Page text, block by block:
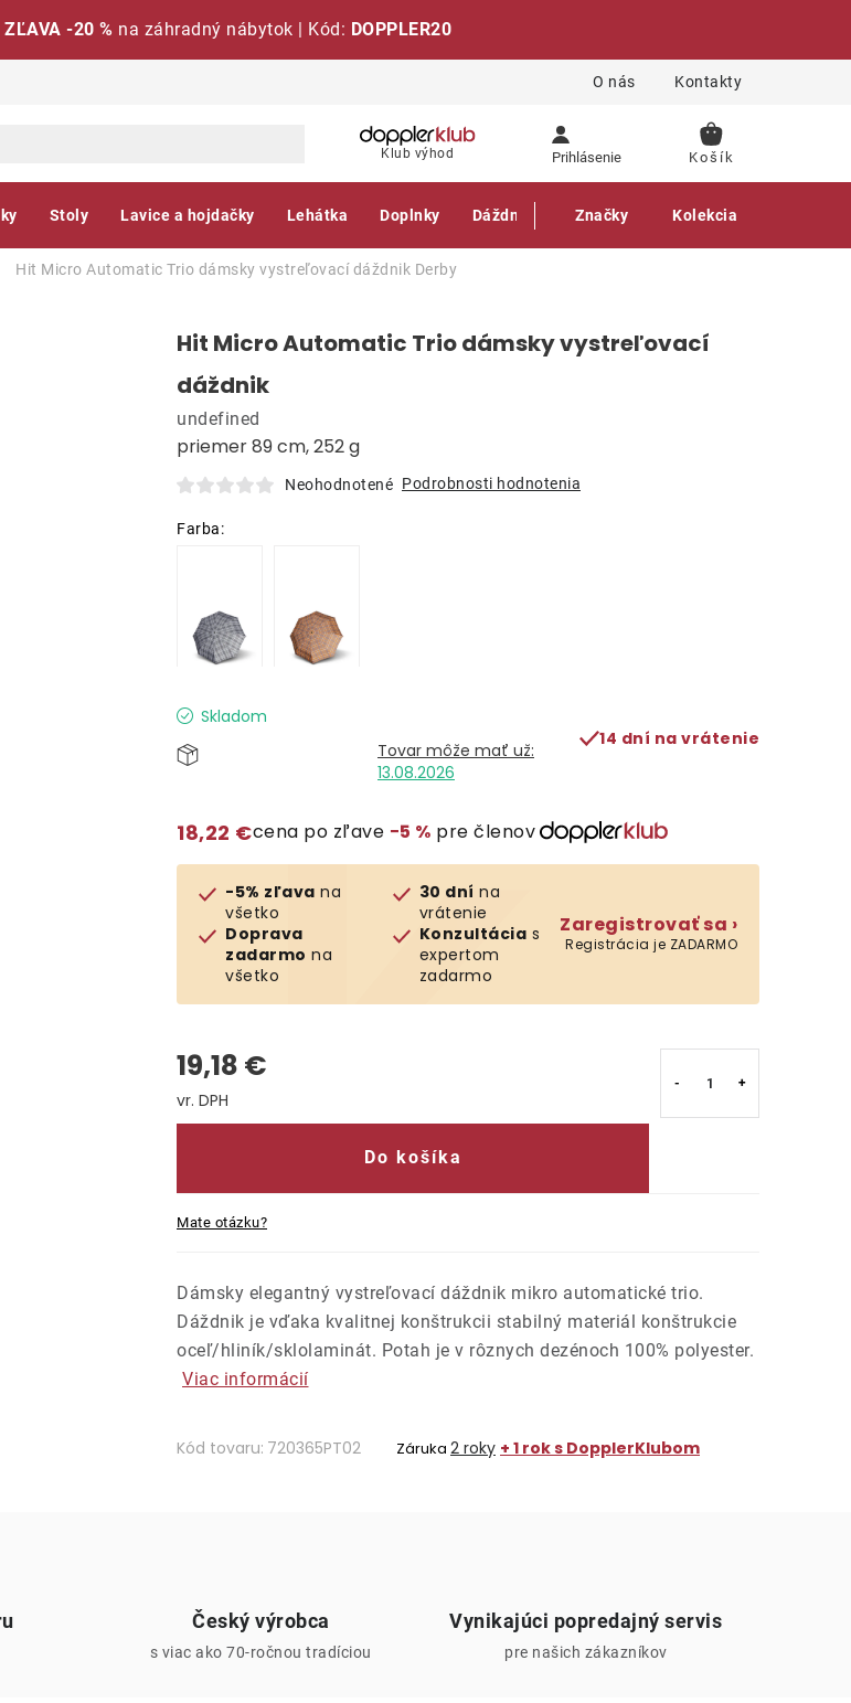
ZĽAVA -20 % na záhradný nábytok | Kód: DOPPLER20
O nás Kontakty
Klub výhod Prihlásenie
NÁKUPNÝ
Stoly Lavice a hojdačky Lehátka Doplnky Dáždniky Gastro produkty
Značky Kolekcia
Hit Micro Automatic Trio dámsky vystreľovací dáždnik Derby
Hit Micro Automatic Trio dámsky vystreľovací
dáždnik
priemer 89 cm, 252 g
undefined
Neohodnotené Podrobnosti hodnotenia
Skladom
13.08.2026
14 dní na vrátenie
18,22 €cena po zľave −5 % pre členov
-5% zľava na
všetko
Doprava
zadarmo na
všetko
30 dní na
vrátenie
Konzultácia s
expertom
zadarmo
Zaregistrovať sa ›
Registrácia je ZADARMO
19,18 €
Jednotková cena:
Do košíka
Mate otázku?
Dámsky elegantný vystreľovací dáždnik mikro automatické trio.
Dáždnik je vďaka kvalitnej konštrukcii stabilný materiál konštrukcie
oceľ/hliník/sklolaminát. Potah je v rôznych dezénoch 100% polyester.
Viac informácií
Kód tovaru: 720365PT02 Záruka 2 roky + 1 rok s DopplerKlubom
Český výrobca
s viac ako 70-ročnou tradíciou
Vynikajúci popredajný servis
pre našich zákazníkov